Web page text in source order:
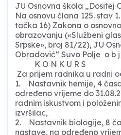
JU Osnovna škola „Dositej
Na osnovu člana 125. stav
tačka 16) Zakona o
obrazovanju («Službeni
Srpske», broj 81/22), JU
Obradović“ Suvo Polje o b
K O N K U R S
Za prijem radnika u radni
1. Nastavnik hemije, 4
određeno vrijeme do
radnim iskustvom i
izvršilac,
2. Nastavnik biologije, 8
nastave, na određeno